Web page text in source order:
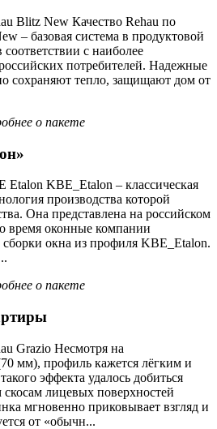
Blitz New Качество Rehau по
– базовая система в продуктовой
с наиболее
потребителей. Надежные
сохраняют тепло, защищают дом от
о пакете
Etalon KBE_Etalon – классическая
производства которой
Она представлена на российском
время оконные компании
окна из профиля KBE_Etalon.
о пакете
Grazio Несмотря на
мм), профиль кажется лёгким и
эффекта удалось добиться
лицевых поверхностей
мгновенно приковывает взгляд и
от «обычн...